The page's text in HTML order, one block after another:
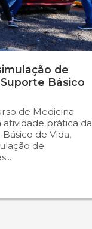
de
Básico
de Medicina
prática da
de Vida,
de